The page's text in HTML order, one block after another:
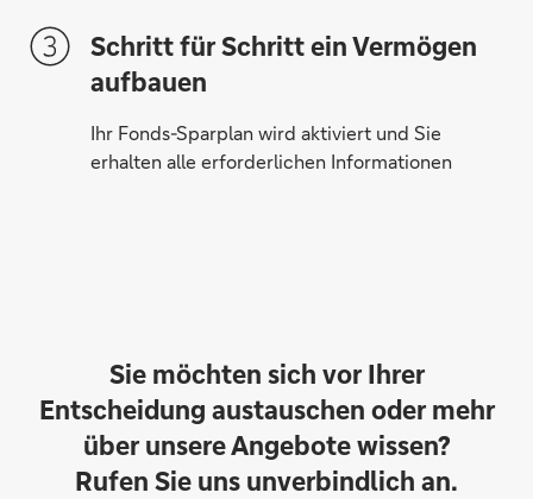
Schritt für Schritt ein Vermögen
aufbauen
Ihr Fonds-Sparplan wird aktiviert und Sie
erhalten alle erforderlichen Informationen
Sie möchten sich vor Ihrer
Entscheidung austauschen oder mehr
über unsere Angebote wissen?
Rufen Sie uns unverbindlich an.